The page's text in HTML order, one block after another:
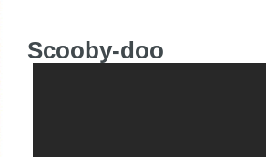
Scooby-doo